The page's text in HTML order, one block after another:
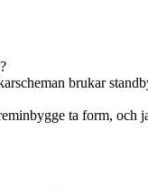
brukar
ta form,